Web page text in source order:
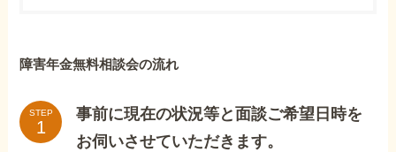
障害年金無料相談会の流れ
STEP
事前に現在の状況等と面談ご希望日時を
お伺いさせていただきます。